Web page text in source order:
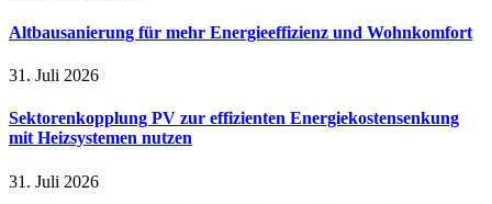
Altbausanierung für mehr Energieeffizienz und Wohnkomfort
31. Juli 2026
Sektorenkopplung PV zur effizienten Energiekostensenkung
mit Heizsystemen nutzen
31. Juli 2026